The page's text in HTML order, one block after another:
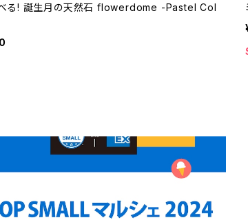
! 誕生月の天然石 flowerdome -Pastel Col